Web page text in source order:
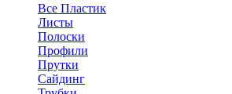
Все Пластик
Листы
Полоски
Профили
Прутки
Сайдинг